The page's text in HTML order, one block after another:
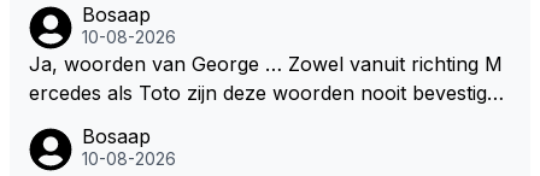
Bosaap
10-08-2026
Ja, woorden van George … Zowel vanuit richting M
ercedes als Toto zijn deze woorden nooit bevestigd
jaar bij Mercedes rijdt … Dit geldt trouwens ook voor
Bosaap
10-08-2026